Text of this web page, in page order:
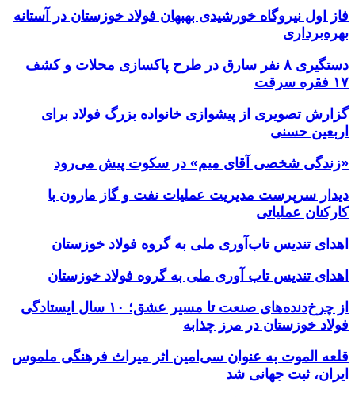
فاز اول نیروگاه خورشیدی بهبهان فولاد خوزستان در آستانه
بهره‌برداری
دستگیری ۸ نفر سارق در طرح پاکسازی محلات و کشف
۱۷ فقره سرقت
گزارش تصویری از پیشوازی خانواده بزرگ فولاد برای
اربعین حسنی
«زندگی شخصی آقای میم» در سکوت پیش می‌رود
دیدار سرپرست مدیریت عملیات نفت و گاز مارون با
کارکنان عملیاتی
اهدای تندیس تاب‌آوری ملی به گروه فولاد خوزستان
اهدای تندیس تاب آوری ملی به گروه فولاد خوزستان
از چرخ‌دنده‌های صنعت تا مسیر عشق؛ ۱۰ سال ایستادگی
فولاد خوزستان در مرز چذابه
قلعه الموت به عنوان سی‌امین اثر میراث‌ فرهنگی ملموس
ایران، ثبت جهانی شد